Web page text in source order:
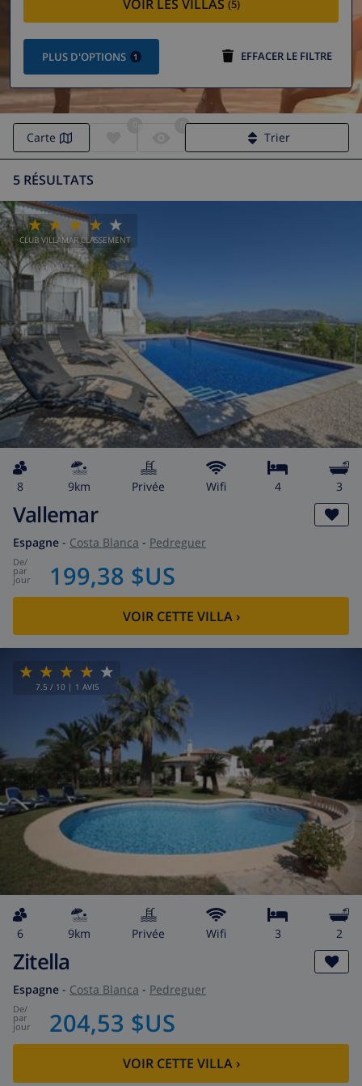
VOIR LES VILLAS (5)
PLUS D'OPTIONS 1 EFFACER LE FILTRE
5 RÉSULTATS
Carte Trier
CLUB VILLAMAR CLASSEMENT
8 9km privée wifi 4 3
Vallemar
Espagne - Costa Blanca - Pedreguer
de/
par
jour 199,38 $US
VOIR CETTE VILLA›
7.5 / 10 | 1 AVIS
6 9km privée wifi 3 2
Zitella
Espagne - Costa Blanca - Pedreguer
de/
par
jour 204,53 $US
VOIR CETTE VILLA›